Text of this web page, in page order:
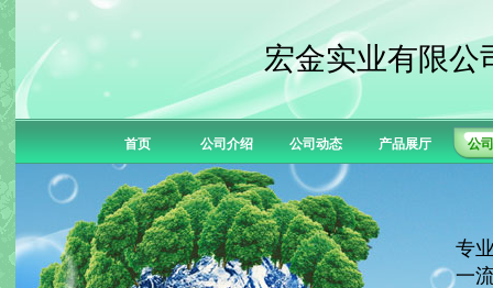
宏金实业有限公
首页 公司介绍 公司动态 产品展厅 公
专
一